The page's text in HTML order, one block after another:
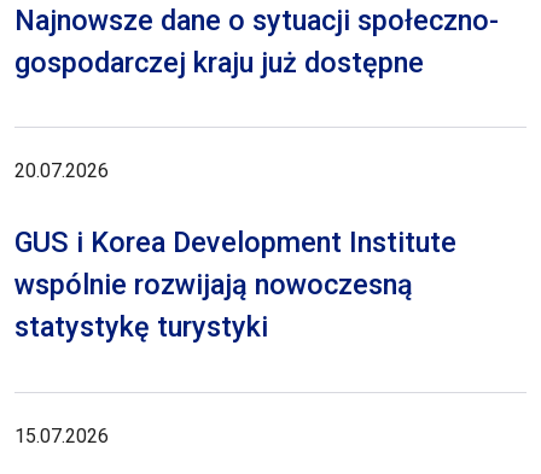
Najnowsze dane o sytuacji społeczno-
gospodarczej kraju już dostępne
20.07.2026
GUS i Korea Development Institute
wspólnie rozwijają nowoczesną
statystykę turystyki
15.07.2026